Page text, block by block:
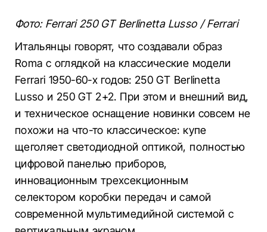
Фото: Ferrari 250 GT Berlinetta Lusso / Ferrari
Итальянцы говорят, что создавали образ
Roma с оглядкой на классические модели
Ferrari 1950-60-х годов: 250 GT Berlinetta
Lusso и 250 GT 2+2. При этом и внешний вид,
и техническое оснащение новинки совсем не
похожи на что-то классическое: купе
щеголяет светодиодной оптикой, полностью
цифровой панелью приборов,
инновационным трехсекционным
селектором коробки передач и самой
современной мультимедийной системой с